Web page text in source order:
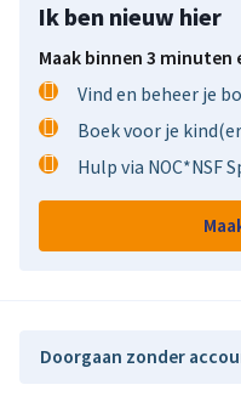
Ik ben nieuw hier
Maak binnen 3 minuten
Vind en beheer je
Boek voor je
Hulp via NOC*NSF
Doorgaan zonder